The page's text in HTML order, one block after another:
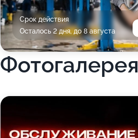
Срок действия
Осталось 2 дня, до 8 августа
Фотогалерея